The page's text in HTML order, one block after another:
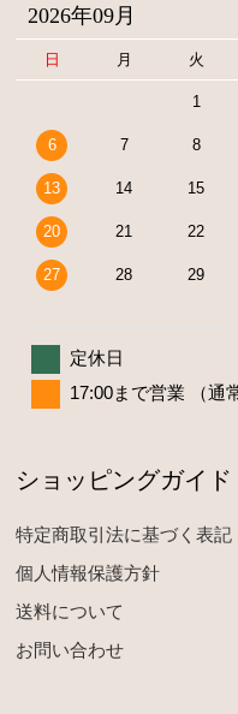
2026年09月
日 月 火
1
6 7 8
13 14 15
20 21 22
27 28 29
定休日
17:00まで営業 （通
ショッピングガイド
特定商取引法に基づく表記
個人情報保護方針
送料について
お問い合わせ